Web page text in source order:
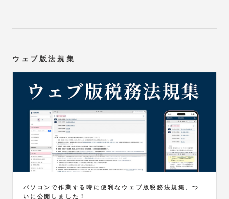
ウェブ版法規集
パソコンで作業する時に便利なウェブ版税務法規集、つ
いに公開しました！